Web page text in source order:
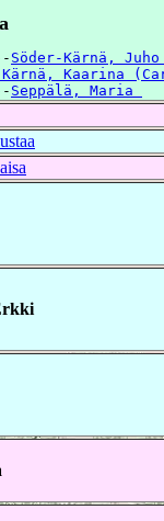
Söder-Kärnä, Juho
Kärnä, Kaarina
Seppälä, Maria